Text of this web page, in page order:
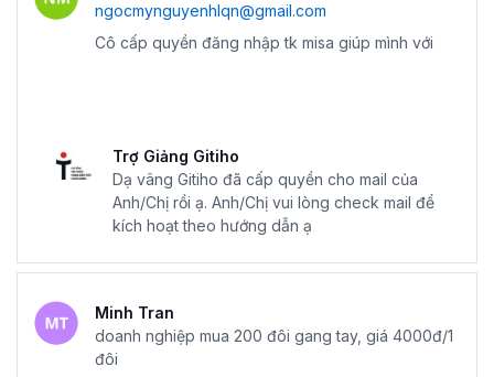
ngocmynguyenhlqn@gmail.com
Cô cấp quyền đăng nhập tk misa giúp mình với
Trợ Giảng Gitiho
Dạ vâng Gitiho đã cấp quyền cho mail của
Anh/Chị rồi ạ. Anh/Chị vui lòng check mail để
kích hoạt theo hướng dẫn ạ
Minh Tran
doanh nghiệp mua 200 đôi gang tay, giá 4000đ/1
đôi